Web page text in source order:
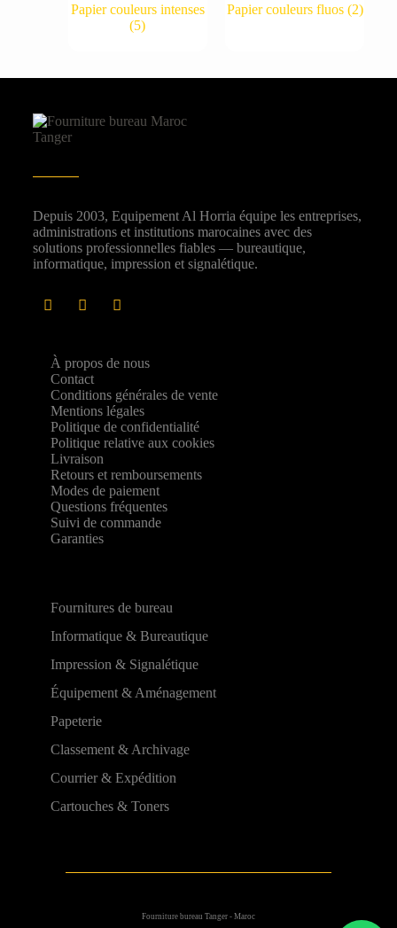
Papier couleurs intenses
(5)
Papier couleurs fluos (2)
Depuis 2003, Equipement Al Horria équipe les entreprises,
administrations et institutions marocaines avec des
solutions professionnelles fiables — bureautique,
informatique, impression et signalétique.
À propos de nous
Contact
Conditions générales de vente
Mentions légales
Politique de confidentialité
Politique relative aux cookies
Livraison
Retours et remboursements
Modes de paiement
Questions fréquentes
Suivi de commande
Garanties
Fournitures de bureau
Informatique & Bureautique
Impression & Signalétique
Équipement & Aménagement
Papeterie
Classement & Archivage
Courrier & Expédition
Cartouches & Toners
Fourniture bureau Tanger - Maroc